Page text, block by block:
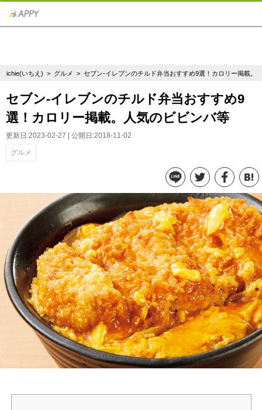
ichie(いちえ) > グルメ > セブン‐イレブンのチルド弁当おすすめ9選！カロリー掲載。
セブン‐イレブンのチルド弁当おすすめ9
選！カロリー掲載。人気のビビンバ等
更新日:2023-02-27 | 公開日:2018-11-02
グルメ